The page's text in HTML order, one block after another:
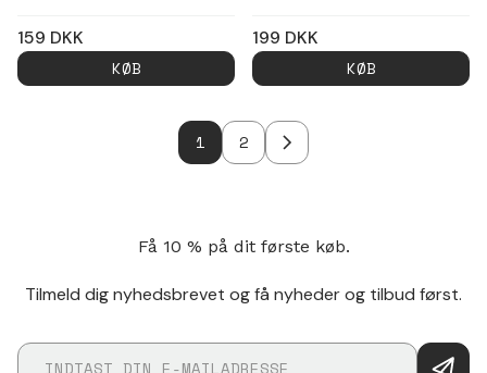
159 DKK
KØB
199 DKK
KØB
1 2
Få 10 % på dit første køb.
Tilmeld dig nyhedsbrevet og få nyheder og tilbud først.